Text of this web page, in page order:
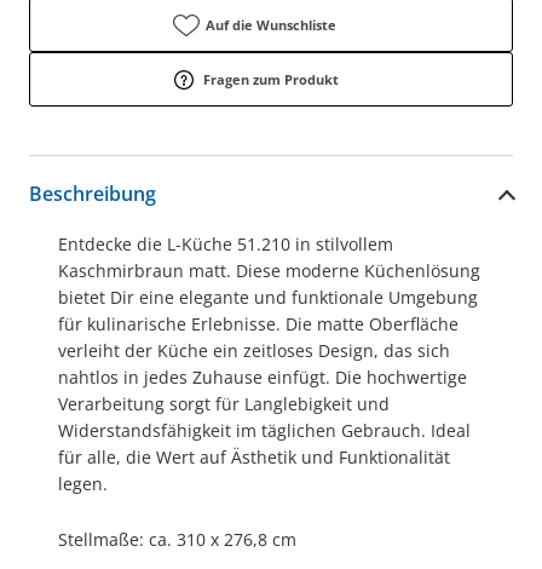
Auf die Wunschliste
Fragen zum Produkt
Beschreibung
Entdecke die L-Küche 51.210 in stilvollem
Kaschmirbraun matt. Diese moderne Küchenlösung
bietet Dir eine elegante und funktionale Umgebung
für kulinarische Erlebnisse. Die matte Oberfläche
verleiht der Küche ein zeitloses Design, das sich
nahtlos in jedes Zuhause einfügt. Die hochwertige
Verarbeitung sorgt für Langlebigkeit und
Widerstandsfähigkeit im täglichen Gebrauch. Ideal
für alle, die Wert auf Ästhetik und Funktionalität
legen.
Stellmaße: ca. 310 x 276,8 cm